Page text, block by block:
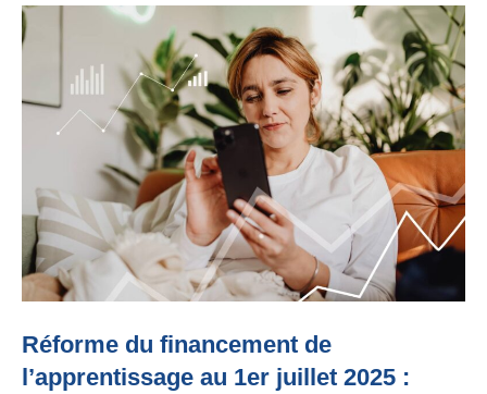
Réforme du financement de
l’apprentissage au 1er juillet 2025 :